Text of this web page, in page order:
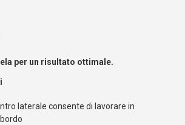
per un risultato ottimale.
laterale consente di lavorare in